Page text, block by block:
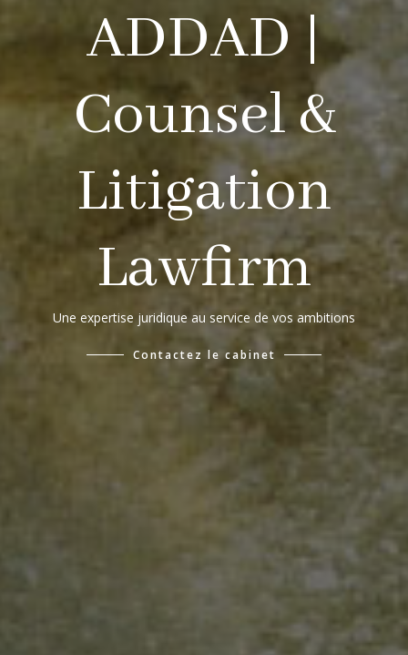
ADDAD |
Counsel &
Litigation
Lawfirm
Une expertise juridique au service de vos ambitions
Contactez le cabinet